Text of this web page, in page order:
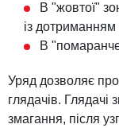
В "жовтої"
із дотриманням
В
Уряд дозволяє
глядачів. Глядачі
змагання, після